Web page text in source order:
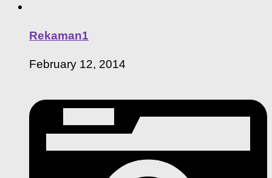
Rekaman1
February 12, 2014